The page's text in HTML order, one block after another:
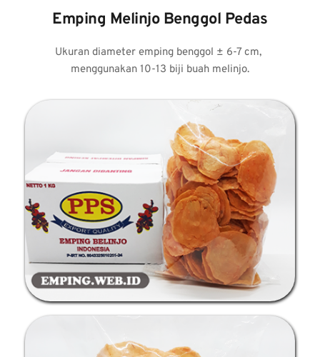
Emping Melinjo Benggol Pedas
Ukuran diameter emping benggol ± 6-7 cm,
menggunakan 10-13 biji buah melinjo.